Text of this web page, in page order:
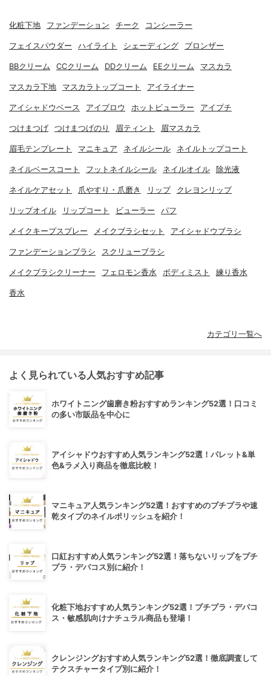
化粧下地 ファンデーション チーク コンシーラー
フェイスパウダー ハイライト シェーディング ブロンザー
BBクリーム CCクリーム DDクリーム EEクリーム マスカラ
マスカラ下地 マスカラトップコート アイライナー
アイシャドウベース アイブロウ ホットビューラー アイプチ
つけまつげ つけまつげのり 眉ティント 眉マスカラ
眉毛テンプレート マニキュア ネイルシール ネイルトップコート
ネイルベースコート フットネイルシール ネイルオイル 除光液
ネイルケアセット 爪やすり・爪磨き リップ クレヨンリップ
リップオイル リップコート ビューラー パフ
メイクキープスプレー メイクブラシセット アイシャドウブラシ
ファンデーションブラシ スクリューブラシ
メイクブラシクリーナー フェロモン香水 ボディミスト 練り香水
香水
カテゴリ一覧へ
よく見られている人気おすすめ記事
ホワイトニング歯磨き粉おすすめランキング52選！口コミ
の多い市販品を中心に
アイシャドウおすすめ人気ランキング52選！パレット&単
色&ラメ入り商品を徹底比較！
マニキュア人気ランキング52選！おすすめのプチプラや速
乾タイプのネイルポリッシュを紹介！
口紅おすすめ人気ランキング52選！落ちないリップをプチ
プラ・デパコス別に紹介！
化粧下地おすすめ人気ランキング52選！プチプラ・デパコ
ス・敏感肌向けナチュラル商品も登場！
クレンジングおすすめ人気ランキング52選！徹底調査して
テクスチャータイプ別に紹介！